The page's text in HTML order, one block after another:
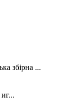
збірна ...